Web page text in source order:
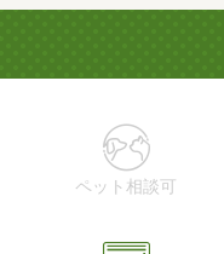
ペット相談可